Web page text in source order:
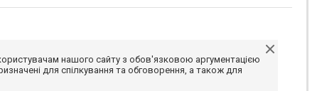
нашого сайту з обов'язковою аргументацією
для спілкування та обговорення, а також для